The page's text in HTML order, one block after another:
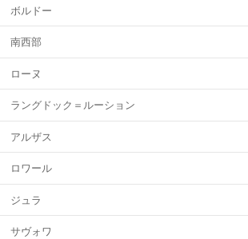
ボルドー
南西部
ローヌ
ラングドック＝ルーション
アルザス
ロワール
ジュラ
サヴォワ